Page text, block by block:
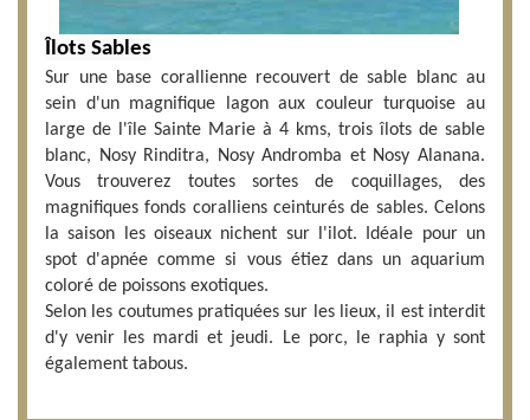
Îlots Sables
Sur une base corallienne recouvert de sable blanc au
sein d'un magnifique lagon aux couleur turquoise au
large de l'île Sainte Marie à 4 kms, trois îlots de sable
blanc, Nosy Rinditra, Nosy Andromba et Nosy Alanana.
Vous trouverez toutes sortes de coquillages, des
magnifiques fonds coralliens ceinturés de sables. Celons
la saison les oiseaux nichent sur l'ilot. Idéale pour un
spot d'apnée comme si vous étiez dans un aquarium
coloré de poissons exotiques.
Selon les coutumes pratiquées sur les lieux, il est interdit
d'y venir les mardi et jeudi. Le porc, le raphia y sont
également tabous.